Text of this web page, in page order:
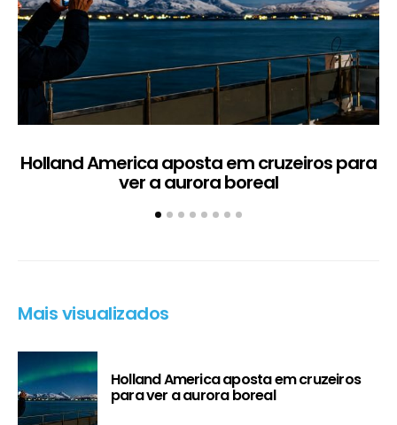
Holland America aposta em cruzeiros para
ver a aurora boreal
Mais visualizados
Holland America aposta em cruzeiros
para ver a aurora boreal